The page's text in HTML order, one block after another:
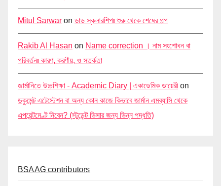
Mitul Sarwar on ডাড স্কলারশিপঃ শুরু থেকে শেষের গল্প
Rakib Al Hasan on Name correction । নাম সংশোধন বা
পরিবর্তনঃ কারণ, করণীয়, ও সতর্কতা
জার্মানিতে উচ্চশিক্ষা - Academic Diary | একাডেমিক ডায়েরী on
ডকুমেন্ট এটেস্টেশন বা অন্য কোন কাজে কিভাবে জার্মান এমব্যাসি থেকে
এপয়েন্টমেণ্ট নিবেন? (স্টুডেন্ট ভিসার জন্য ভিন্ন পদ্ধতি)
BSAAG contributors